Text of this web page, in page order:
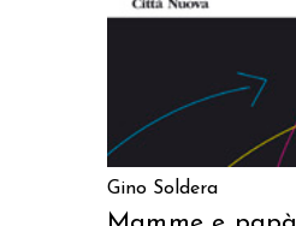
Gino Soldera